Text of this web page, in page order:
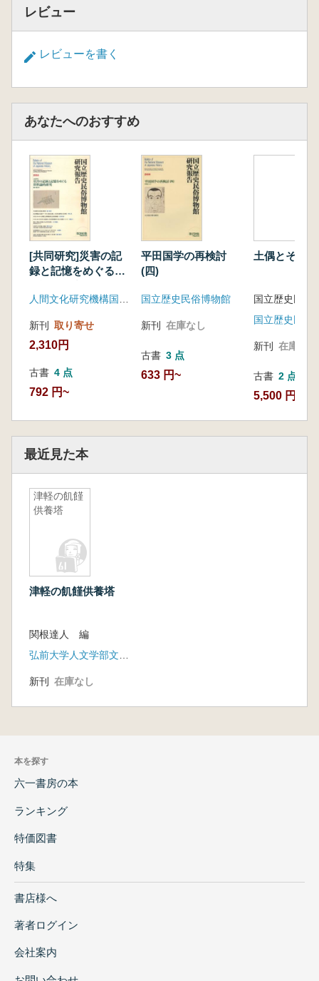
レビュー
レビューを書く
あなたへのおすすめ
[共同研究]災害の記
録と記憶をめぐる資
新刊 取り寄せ
2,310円
古書 4 点
792 円~
平田国学の再検討
(四)
国立歴史民俗博物館
新刊 在庫なし
古書 3 点
633 円~
土偶とその
国立歴史民俗
新刊 在庫なし
古書 2 点
5,500 円~
最近見た本
津軽の飢饉
供養塔
津軽の飢饉供養塔
関根達人 編
新刊 在庫なし
本を探す
六一書房の本
ランキング
特価図書
特集
書店様へ
著者ログイン
会社案内